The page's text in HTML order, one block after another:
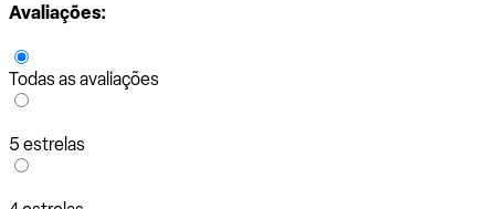
Avaliações:
Todas as avaliações
5 estrelas